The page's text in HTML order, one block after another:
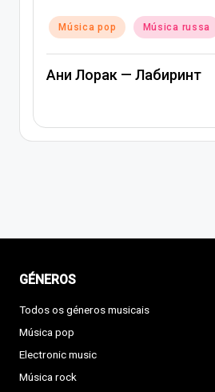
Posted
in
Música pop Música russa
Ани Лорак — Лабиринт
GÉNEROS
Todos os géneros musicais
Música pop
Electronic music
Música rock